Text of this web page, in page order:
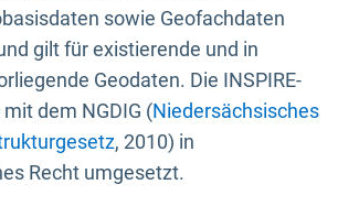
sowie Geofachdaten
gilt für existierende und in
Geodaten. Die INSPIRE-
dem NGDIG (Niedersächsisches
, 2010) in
Recht umgesetzt.